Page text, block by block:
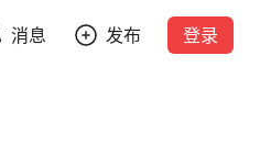
消息 发布 登录